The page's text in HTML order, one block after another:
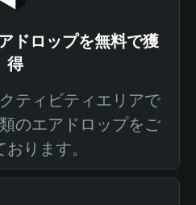
ドロップを無料で獲
得
ティビティエリアで
のエアドロップをご
ります。